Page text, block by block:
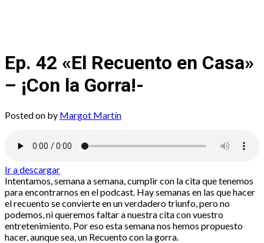
Ep. 42 «El Recuento en Casa»
– ¡Con la Gorra!-
Posted on by Margot Martín
Ir a descargar
Intentamos, semana a semana, cumplir con la cita que tenemos
para encontrarnos en el podcast. Hay semanas en las que hacer
el recuento se convierte en un verdadero triunfo, pero no
podemos, ni queremos faltar a nuestra cita con vuestro
entretenimiento. Por eso esta semana nos hemos propuesto
hacer, aunque sea, un Recuento con la gorra.